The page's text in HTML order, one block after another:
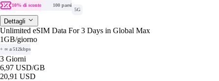
10% di sconto
100 paesi
5G
Dettagli
Unlimited eSIM Data For 3 Days in Global Max
1GB/giorno
+ ∞ a 512kbps
3 Giorni
6,97 USD/GB
20,91 USD